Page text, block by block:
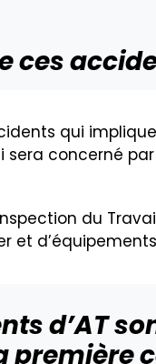
ces
qui
sera concerné
du
et
d’AT
première